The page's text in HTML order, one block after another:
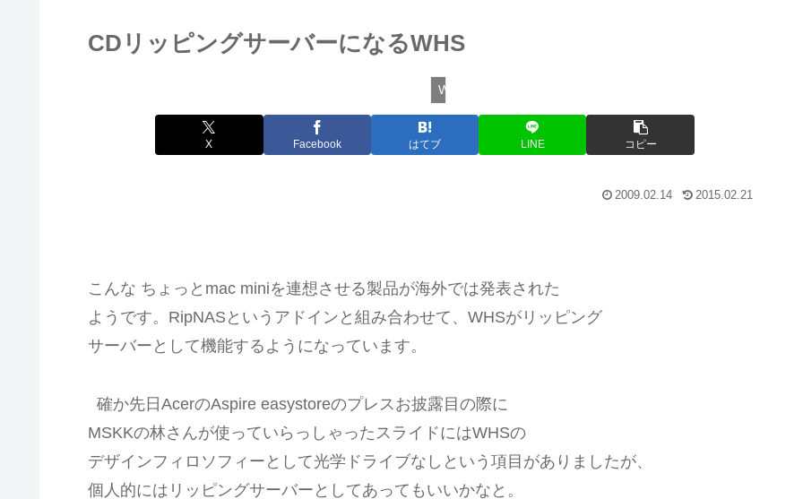
CDリッピングサーバーになるWHS
WHS全般
X Facebook はてブ LINE コピー
2009.02.14 2015.02.21
こんな ちょっとmac miniを連想させる製品が海外では発表された
ようです。RipNASというアドインと組み合わせて、WHSがリッピング
サーバーとして機能するようになっています。
確か先日AcerのAspire easystoreのプレスお披露目の際に
MSKKの林さんが使っていらっしゃったスライドにはWHSの
デザインフィロソフィーとして光学ドライブなしという項目がありましたが、
個人的にはリッピングサーバーとしてあってもいいかなと。